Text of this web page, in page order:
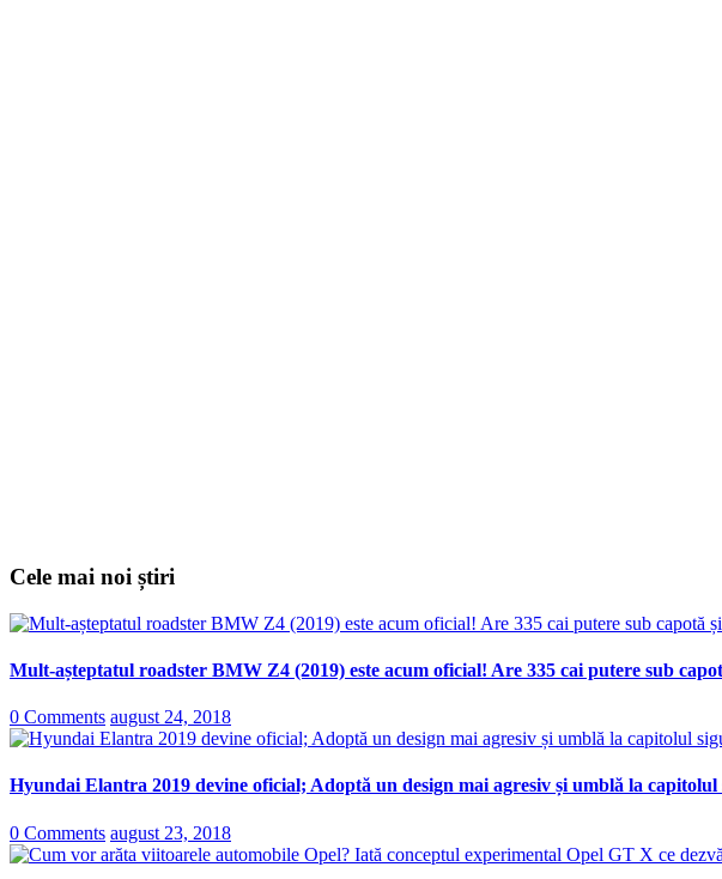
Cele mai noi știri
Mult-așteptatul roadster BMW Z4 (2019) este acum oficial! Are 335 cai putere sub
0 Comments august 24, 2018
Hyundai Elantra 2019 devine oficial; Adoptă un design mai agresiv și umblă la
0 Comments august 23, 2018